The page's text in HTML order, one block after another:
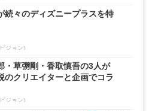
続々のディズニープラスを特
ジョン)
・草彅剛・香取慎吾の3人が
のクリエイターと企画でコラ
ジョン)